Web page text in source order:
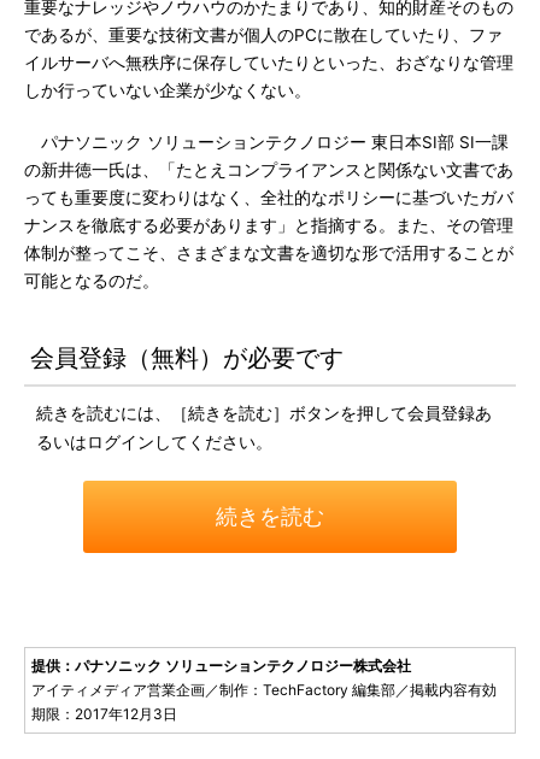
重要なナレッジやノウハウのかたまりであり、知的財産そのもの
であるが、重要な技術文書が個人のPCに散在していたり、ファ
イルサーバへ無秩序に保存していたりといった、おざなりな管理
しか行っていない企業が少なくない。
パナソニック ソリューションテクノロジー 東日本SI部 SI一課
の新井徳一氏は、「たとえコンプライアンスと関係ない文書であ
っても重要度に変わりはなく、全社的なポリシーに基づいたガバ
ナンスを徹底する必要があります」と指摘する。また、その管理
体制が整ってこそ、さまざまな文書を適切な形で活用することが
可能となるのだ。
会員登録（無料）が必要です
続きを読むには、［続きを読む］ボタンを押して会員登録あ
るいはログインしてください。
続きを読む
提供：パナソニック ソリューションテクノロジー株式会社
アイティメディア営業企画／制作：TechFactory 編集部／掲載内容有効
期限：2017年12月3日